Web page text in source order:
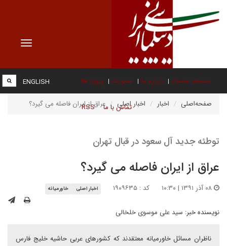
Toggle
صفحه نخست درباره ما عضویت پیوند ها
تماس با ما RSS
ENGLISH
صفحه‌اصلی اخبار اخبار اصلی عراق از ایران فاصله می گیرد؟
توطئه جدید آل سعود در قبال تهران
عراق از ایران فاصله می گیرد؟
کد : ۱۹۰۹۶۳۵ اخبار اصلی خاورمیانه
نویسنده خبر: سید علی موسوی خلخالی
ناظران مسائل خاورمیانه معتقدند که کشورهای عربی حاشیه خلیج فارس